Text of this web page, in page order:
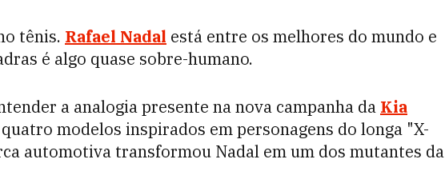
tênis. Rafael Nadal está entre os melhores do mundo e
é algo quase sobre-humano.
a analogia presente na nova campanha da Kia
modelos inspirados em personagens do longa "X-
automotiva transformou Nadal em um dos mutantes da